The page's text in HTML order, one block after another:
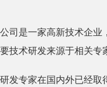
公司是一家高新技术企
要技术研发来源于相关专
研发专家在国内外已经取